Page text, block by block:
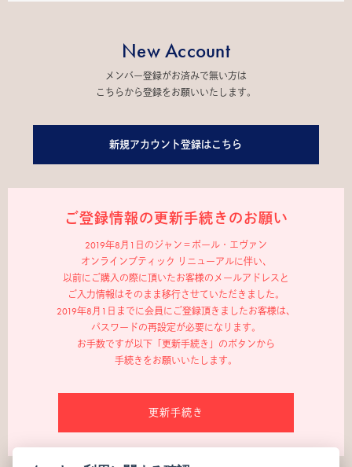
New Account
メンバー登録がお済みで無い方は
こちらから登録をお願いいたします。
新規アカウント登録はこちら
ご登録情報の更新手続きのお願い
2019年8月1日のジャン＝ポール・エヴァン
オンラインブティック リニューアルに伴い、
以前にご購入の際に頂いたお客様のメールアドレスと
ご入力情報はそのまま移行させていただきました。
2019年8月1日までに会員にご登録頂きましたお客様は、
パスワードの再設定が必要になります。
お手数ですが以下「更新手続き」のボタンから
手続きをお願いいたします。
更新手続き